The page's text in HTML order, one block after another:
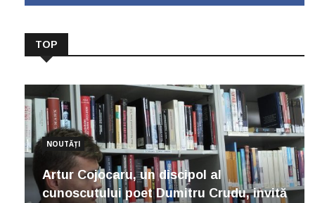
TOP
NOUTĂȚI
Artur Cojocaru, un discipol al
cunoscutului poet Dumitru Crudu, invită